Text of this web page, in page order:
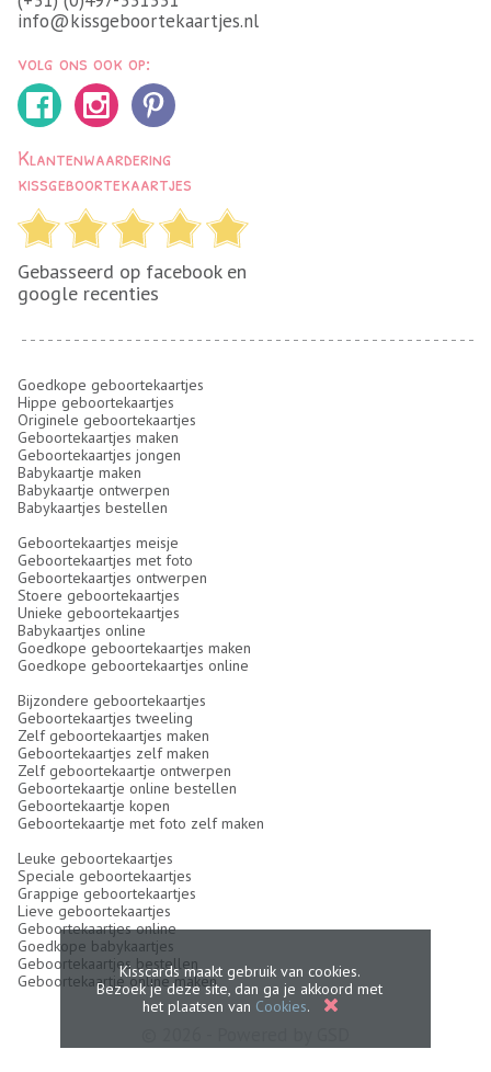
info@kissgeboortekaartjes.nl
volg ons ook op:
Klantenwaardering
kissgeboortekaartjes
Gebasseerd op facebook en
google recenties
Goedkope geboortekaartjes
Hippe geboortekaartjes
Originele geboortekaartjes
Geboortekaartjes maken
Geboortekaartjes jongen
Babykaartje maken
Babykaartje ontwerpen
Babykaartjes bestellen
Geboortekaartjes meisje
Geboortekaartjes met foto
Geboortekaartjes ontwerpen
Stoere geboortekaartjes
Unieke geboortekaartjes
Babykaartjes online
Goedkope geboortekaartjes maken
Goedkope geboortekaartjes online
Bijzondere geboortekaartjes
Geboortekaartjes tweeling
Zelf geboortekaartjes maken
Geboortekaartjes zelf maken
Zelf geboortekaartje ontwerpen
Geboortekaartje online bestellen
Geboortekaartje kopen
Geboortekaartje met foto zelf maken
Leuke geboortekaartjes
Speciale geboortekaartjes
Grappige geboortekaartjes
Lieve geboortekaartjes
Geboortekaartjes online
Goedkope babykaartjes
Geboortekaartjes bestellen
Geboortekaartje online makenKisscards maakt gebruik van cookies.
Bezoek je deze site, dan ga je akkoord met
het plaatsen van Cookies.